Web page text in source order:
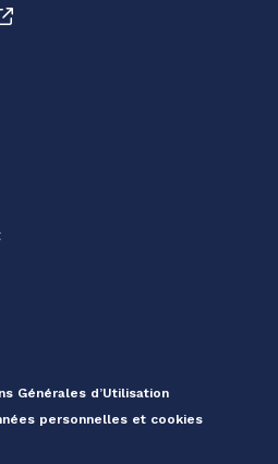
Générales d’Utilisation
personnelles et cookies